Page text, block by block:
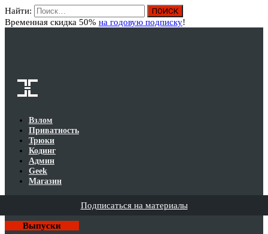
Найти:
Временная скидка 50% на годовую подписку!
Взлом
Приватность
Трюки
Кодинг
Админ
Geek
Магазин
Подписаться на материалы
Выпуски